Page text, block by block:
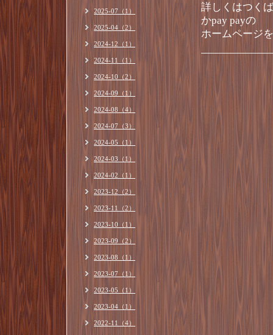
詳しくはつく
かpay payの
ホームページ
2025-07（1）
2025-04（2）
2024-12（1）
2024-11（1）
2024-10（2）
2024-09（1）
2024-08（4）
2024-07（3）
2024-05（1）
2024-03（1）
2024-02（1）
2023-12（2）
2023-11（2）
2023-10（1）
2023-09（2）
2023-08（1）
2023-07（1）
2023-05（1）
2023-04（1）
2022-11（4）